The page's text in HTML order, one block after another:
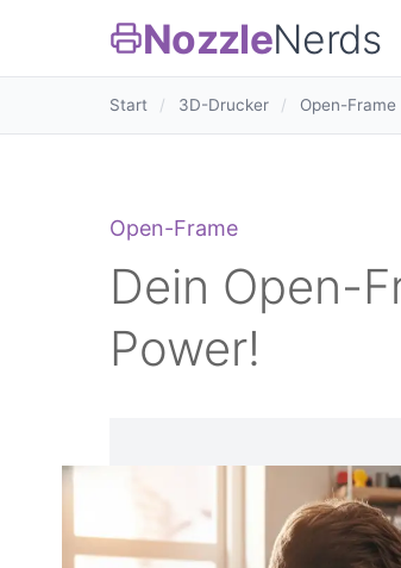
NozzleNerds
Start / 3D-Drucker / Open-Frame
Open-Frame
Dein Open-
Power!